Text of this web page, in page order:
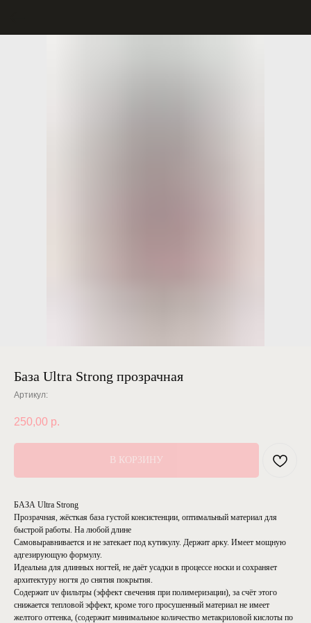
База Ultra Strong прозрачная
Артикул:
250,00 р.
В КОРЗИНУ
БАЗА Ultra Strong
Прозрачная, жёсткая база густой консистенции, оптимальный материал для
быстрой работы. На любой длине
Самовыравнивается и не затекает под кутикулу. Держит арку. Имеет мощную
адгезирующую формулу.
Идеальна для длинных ногтей, не даёт усадки в процессе носки и сохраняет
архитектуру ногтя до снятия покрытия.
Содержит uv фильтры (эффект свечения при полимеризации), за счёт этого
снижается тепловой эффект, кроме того просушенный материал не имеет
желтого оттенка, (содержит минимальное количество метакриловой кислоты по